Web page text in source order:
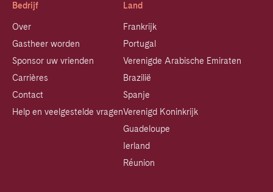
Bedrijf
Over
Gastheer worden
Sponsor uw vrienden
Carrières
Contact
Help en veelgestelde vragen
Land
Frankrijk
Portugal
Verenigde Arabische Emiraten
Brazilië
Spanje
Verenigd Koninkrijk
Guadeloupe
Ierland
Réunion